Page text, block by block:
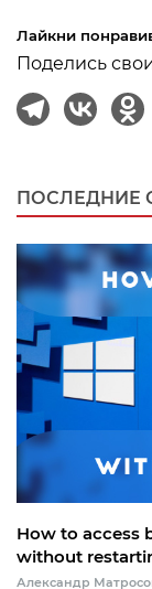
Лайкни
Поделись
ПОСЛЕДНИЕ
How to access
without
Александр